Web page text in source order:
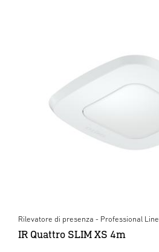
Rilevatore di presenza - Professional Line
IR Quattro SLIM XS 4m